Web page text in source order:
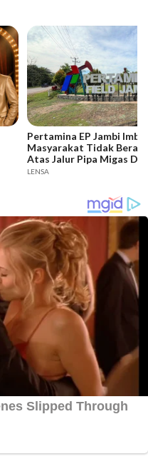
Pertamina EP Jambi
Masyarakat Tidak
Atas Jalur Pipa Migas
Keselamatan Bersama
LENSA